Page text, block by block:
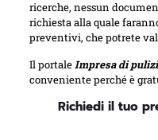
ricerche, nessun
richiesta alla quale
preventivi, che potrete
Il portaleImpresa di
conveniente perché è
Richiedi il tuo